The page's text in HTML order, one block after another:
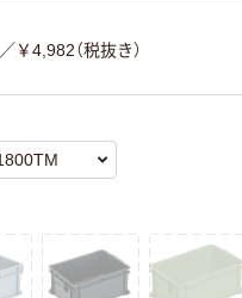
／￥4,982（税抜き）